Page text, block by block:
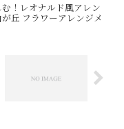
！レオナルド風アレン
丘 フラワーアレンジメ